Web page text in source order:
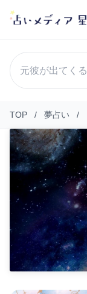
TOP / 夢占い /